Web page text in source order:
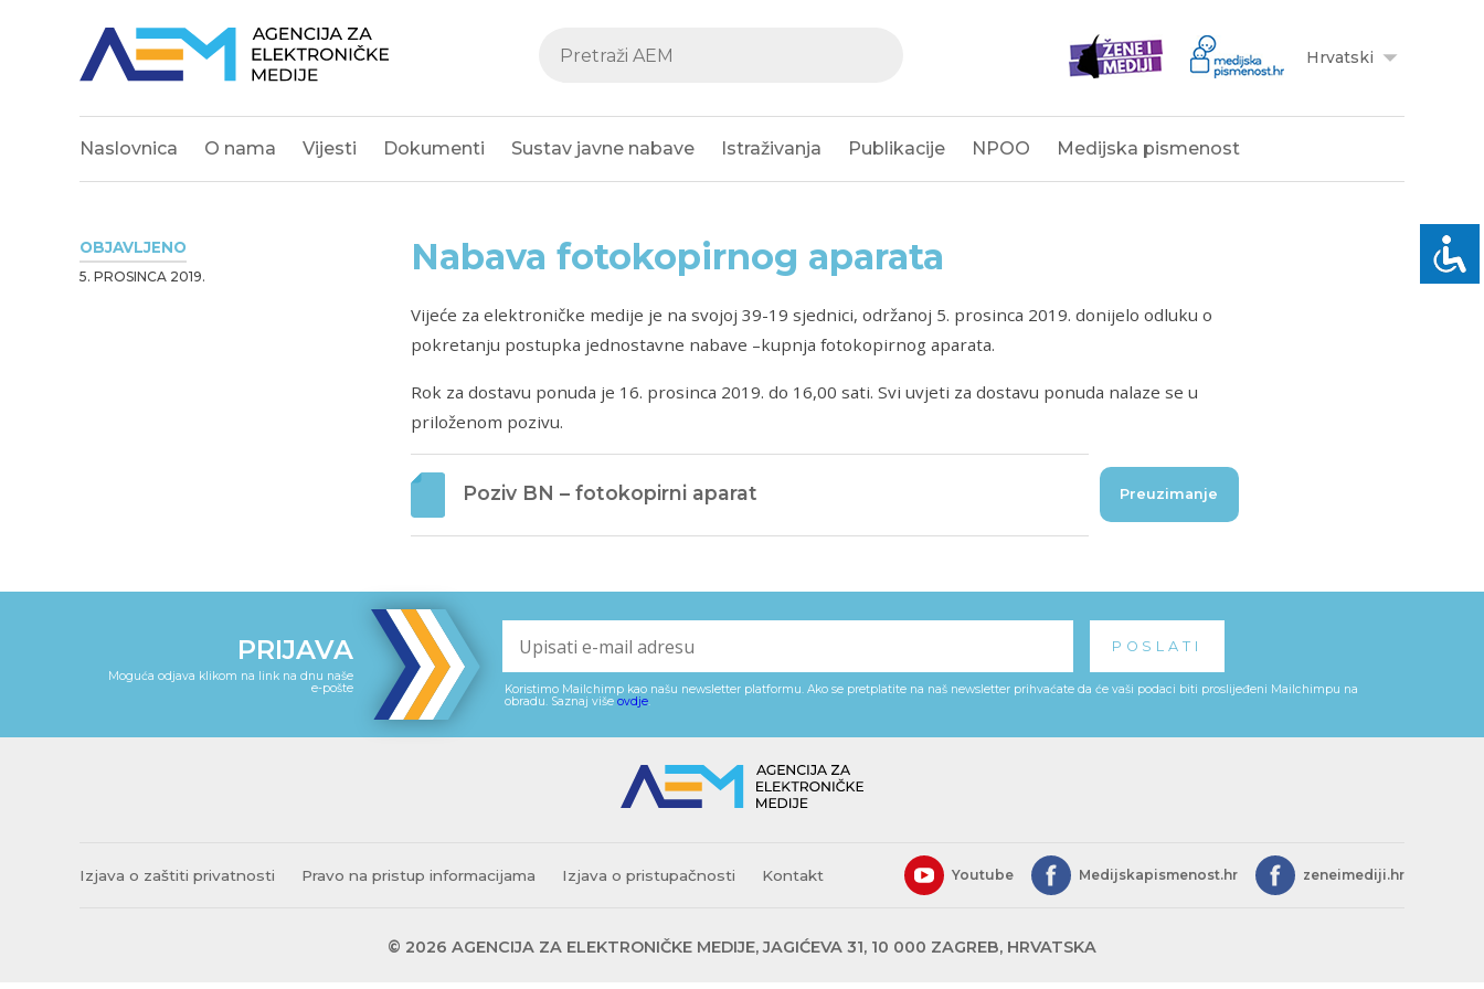
Hrvatski
Naslovnica O nama Vijesti Dokumenti Sustav javne nabave Istraživanja Publikacije NPOO Medijska pismenost
OBJAVLJENO
5. PROSINCA 2019. Nabava fotokopirnog aparata
Vijeće za elektroničke medije je na svojoj 39-19 sjednici, održanoj 5. prosinca 2019. donijelo odluku o
pokretanju postupka jednostavne nabave –kupnja fotokopirnog aparata.
Rok za dostavu ponuda je 16. prosinca 2019. do 16,00 sati. Svi uvjeti za dostavu ponuda nalaze se u
priloženom pozivu.
Poziv BN – fotokopirni aparat Preuzimanje
PRIJAVA
Moguća odjava klikom na link na dnu naše
e-pošte
Koristimo Mailchimp kao našu newsletter platformu. Ako se pretplatite na naš newsletter prihvaćate da će vaši podaci biti proslijeđeni Mailchimpu na
obradu. Saznaj više ovdje.
Izjava o zaštiti privatnosti Pravo na pristup informacijama Izjava o pristupačnosti Kontakt Youtube Medijskapismenost.hr zeneimediji.hr
© 2026 AGENCIJA ZA ELEKTRONIČKE MEDIJE, JAGIĆEVA 31, 10 000 ZAGREB, HRVATSKA